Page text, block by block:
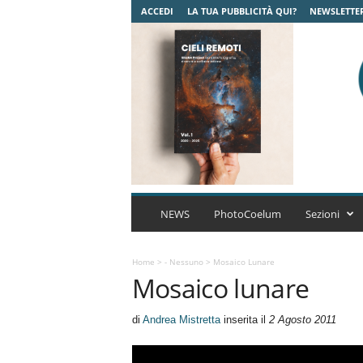
ACCEDI LA TUA PUBBLICITÀ QUI?
C
A
r
NEWS PhotoCoelum Sezioni
Home > - Nessuno> Mosaico Lunare
Mosaico lunare
di Andrea Mistrettainserita il 2 Agosto 2011